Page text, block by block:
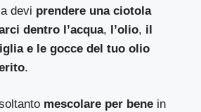
devi prendere una ciotola
dentro l’acqua, l’olio, il
e le gocce del tuo olio
.
mescolare per bene in